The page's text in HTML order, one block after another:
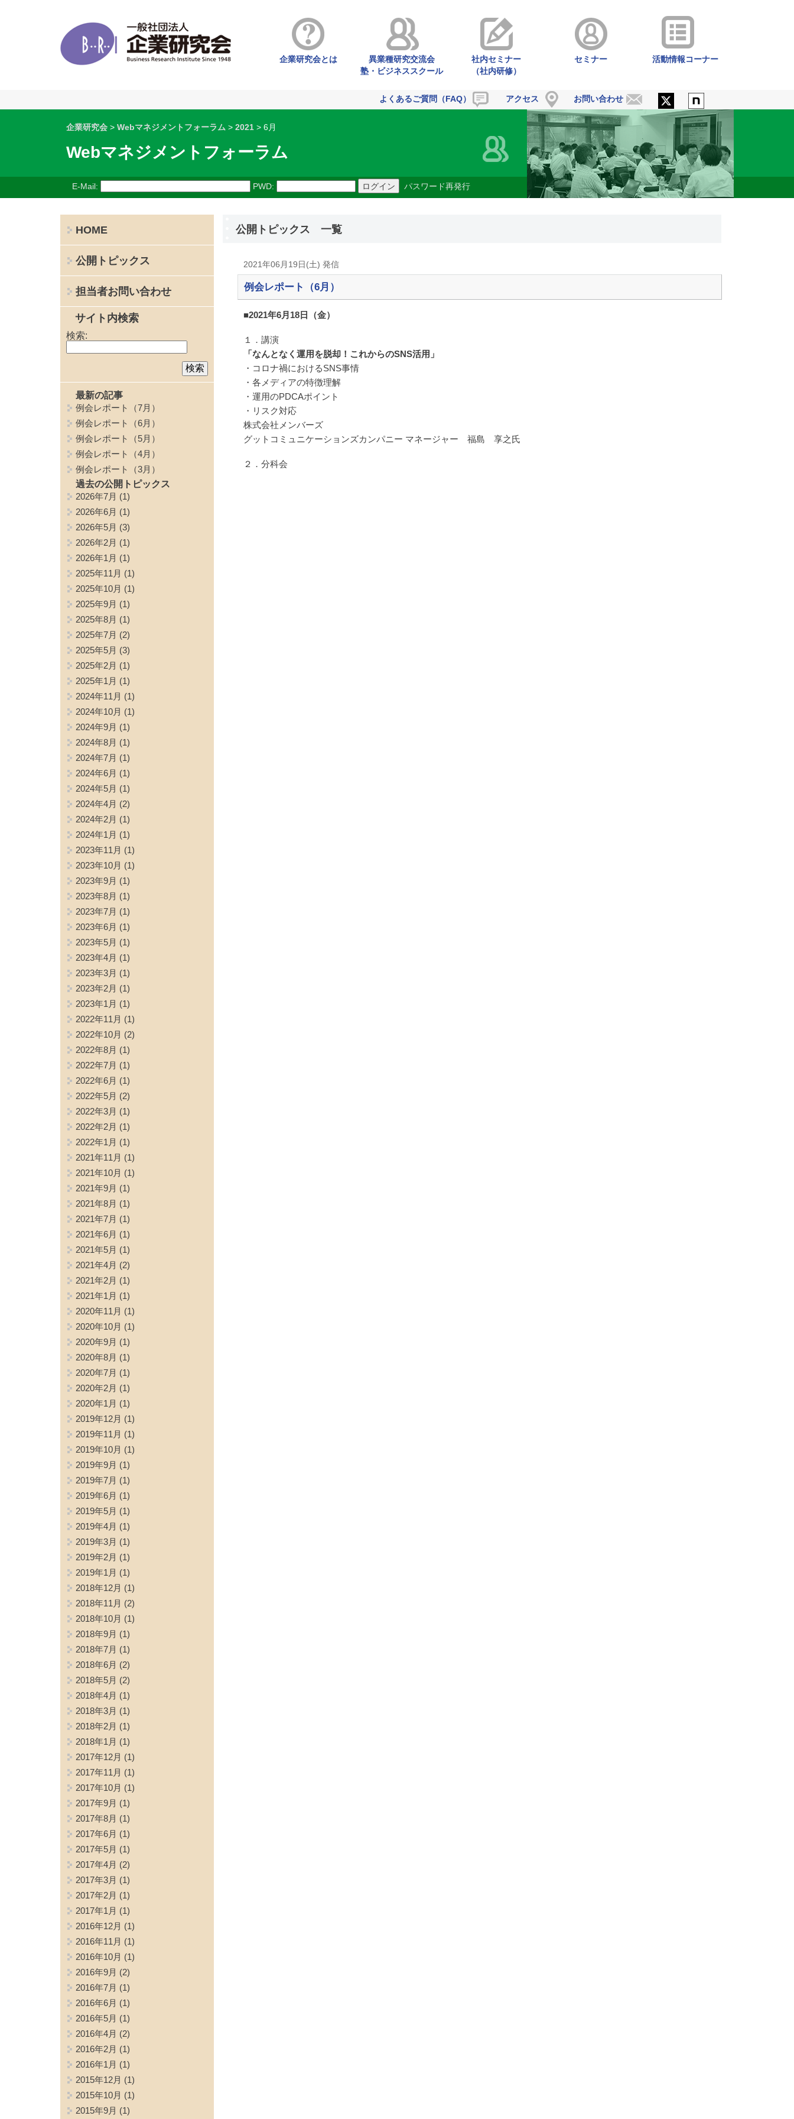
企業研究会とは
異業種研究交流会
塾・ビジネススクール
社内セミナー
（社内研修）
セミナー 活動情報コーナー
お問い合わせ
アクセス
よくあるご質問（FAQ）
企業研究会 > Webマネジメントフォーラム > 2021 > 6月
Webマネジメントフォーラム
E-Mail: PWD: パスワード再発行
公開トピックス 一覧
2021年06月19日(土) 発信
例会レポート（6月）
■2021年6月18日（金）
１．講演
「なんとなく運用を脱却！これからのSNS活用」
・コロナ禍におけるSNS事情
・各メディアの特徴理解
・運用のPDCAポイント
・リスク対応
株式会社メンバーズ
グットコミュニケーションズカンパニー マネージャー 福島 享之氏
２．分科会
HOME
公開トピックス
担当者お問い合わせ
サイト内検索
検索:
最新の記事
例会レポート（7月）
例会レポート（6月）
例会レポート（5月）
例会レポート（4月）
例会レポート（3月）
過去の公開トピックス
2026年7月 (1)
2026年6月 (1)
2026年5月 (3)
2026年2月 (1)
2026年1月 (1)
2025年11月 (1)
2025年10月 (1)
2025年9月 (1)
2025年8月 (1)
2025年7月 (2)
2025年5月 (3)
2025年2月 (1)
2025年1月 (1)
2024年11月 (1)
2024年10月 (1)
2024年9月 (1)
2024年8月 (1)
2024年7月 (1)
2024年6月 (1)
2024年5月 (1)
2024年4月 (2)
2024年2月 (1)
2024年1月 (1)
2023年11月 (1)
2023年10月 (1)
2023年9月 (1)
2023年8月 (1)
2023年7月 (1)
2023年6月 (1)
2023年5月 (1)
2023年4月 (1)
2023年3月 (1)
2023年2月 (1)
2023年1月 (1)
2022年11月 (1)
2022年10月 (2)
2022年8月 (1)
2022年7月 (1)
2022年6月 (1)
2022年5月 (2)
2022年3月 (1)
2022年2月 (1)
2022年1月 (1)
2021年11月 (1)
2021年10月 (1)
2021年9月 (1)
2021年8月 (1)
2021年7月 (1)
2021年6月 (1)
2021年5月 (1)
2021年4月 (2)
2021年2月 (1)
2021年1月 (1)
2020年11月 (1)
2020年10月 (1)
2020年9月 (1)
2020年8月 (1)
2020年7月 (1)
2020年2月 (1)
2020年1月 (1)
2019年12月 (1)
2019年11月 (1)
2019年10月 (1)
2019年9月 (1)
2019年7月 (1)
2019年6月 (1)
2019年5月 (1)
2019年4月 (1)
2019年3月 (1)
2019年2月 (1)
2019年1月 (1)
2018年12月 (1)
2018年11月 (2)
2018年10月 (1)
2018年9月 (1)
2018年7月 (1)
2018年6月 (2)
2018年5月 (2)
2018年4月 (1)
2018年3月 (1)
2018年2月 (1)
2018年1月 (1)
2017年12月 (1)
2017年11月 (1)
2017年10月 (1)
2017年9月 (1)
2017年8月 (1)
2017年6月 (1)
2017年5月 (1)
2017年4月 (2)
2017年3月 (1)
2017年2月 (1)
2017年1月 (1)
2016年12月 (1)
2016年11月 (1)
2016年10月 (1)
2016年9月 (2)
2016年7月 (1)
2016年6月 (1)
2016年5月 (1)
2016年4月 (2)
2016年2月 (1)
2016年1月 (1)
2015年12月 (1)
2015年10月 (1)
2015年9月 (1)